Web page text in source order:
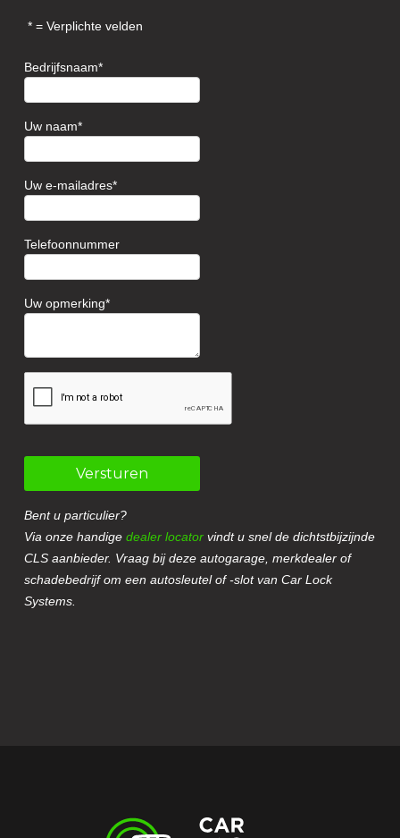
= Verplichte velden
Bedrijfsnaam
Uw naam
Uw e-mailadres
Telefoonnummer
Uw opmerking
Versturen
Bent u particulier?
Via onze handigedealer locator vindt u snel de dichtstbijzijnde
CLS aanbieder. Vraag bij deze autogarage, merkdealer of
schadebedrijf om een autosleutel of -slot van Car Lock
Systems.